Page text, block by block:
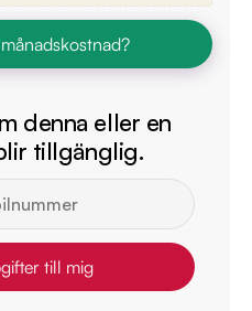
denna eller en
tillgänglig.
till mig